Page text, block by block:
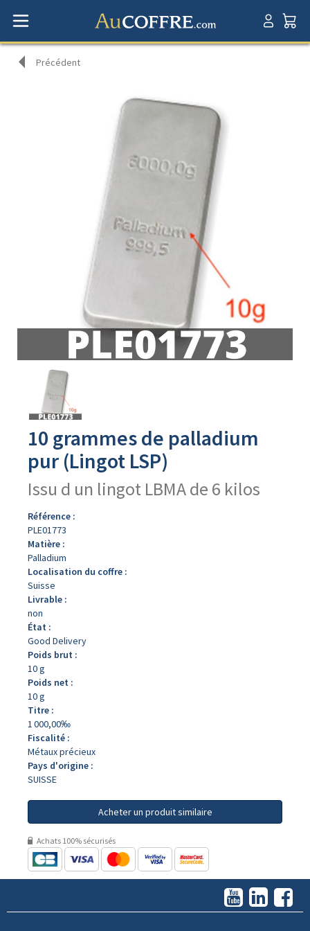
Précédent
produit
10 grammes de palladium
pur (Lingot LSP)
Issu d un lingot LBMA de 6 kilos
Référence :
PLE01773
Matière :
Palladium
Localisation du coffre :
Suisse
Livrable :
non
État :
Good Delivery
Poids brut :
10 g
Poids net :
10 g
Titre :
1 000,00‰
Fiscalité :
Métaux précieux
Pays d'origine :
SUISSE
Acheter un produit similaire
Achats 100% sécurisés